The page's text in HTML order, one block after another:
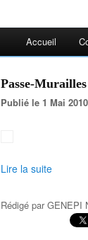
Accueil
Passe-
Publié le 1 Mai 2010
Lire la suite
Rédigé parGENEPI